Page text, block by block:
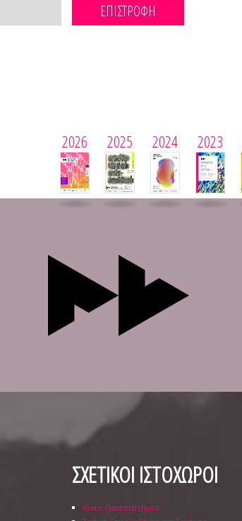
ΕΠΙΣΤΡΟΦΗ
2026 2025 2024 2023
ΣΧΕΤΙΚΟΙ ΙΣΤΟΧΩΡΟΙ
Ιόνιο Πανεπιστήμιο